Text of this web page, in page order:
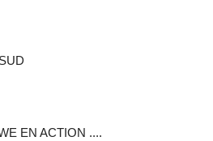
EN ACTION ....